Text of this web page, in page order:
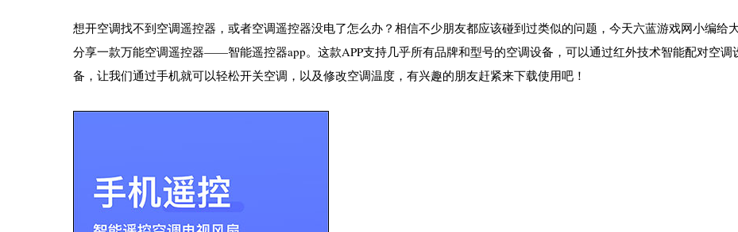
想开空调找不到空调遥控器，或者空调遥控器没电了怎么办？相信不少朋友都应该碰到过类似的问题，今天六蓝游戏网小编给
分享一款万能空调遥控器——智能遥控器app。这款APP支持几乎所有品牌和型号的空调设备，可以通过红外技术智能配对空调
备，让我们通过手机就可以轻松开关空调，以及修改空调温度，有兴趣的朋友赶紧来下载使用吧！